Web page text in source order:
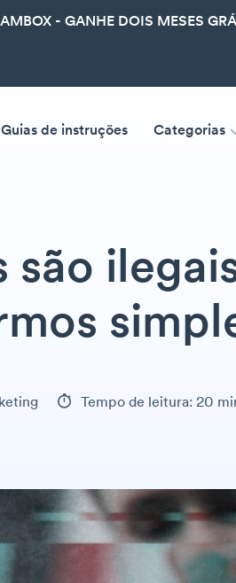
- GANHE DOIS MESES
Guias de instruções Categorias
Tempo de leitura: 20